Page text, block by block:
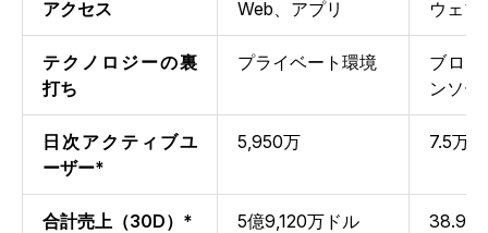
アクセス Web、アプリ ウェブ
テクノロジーの裏
打ち
プライベート環境
ブロ
ンソー
日次アクティブユ
ーザー*
5,950万 7.5万
合計売上（30D）* 5億9,120万ドル 38.95